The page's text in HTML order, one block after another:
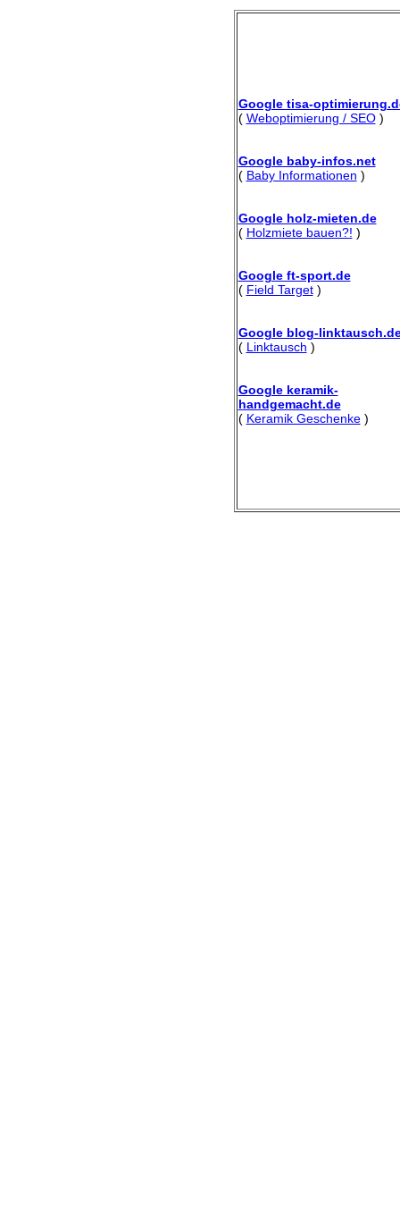
Google tisa-
( Weboptimierung / SEO)
Google baby-infos.net
( Baby Informationen )
Google holz-mieten.de
( Holzmiete bauen?! )
Google ft-sport.de
( Field Target)
Google blog-
( Linktausch )
Google keramik-
handgemacht.de
( Keramik Geschenke)